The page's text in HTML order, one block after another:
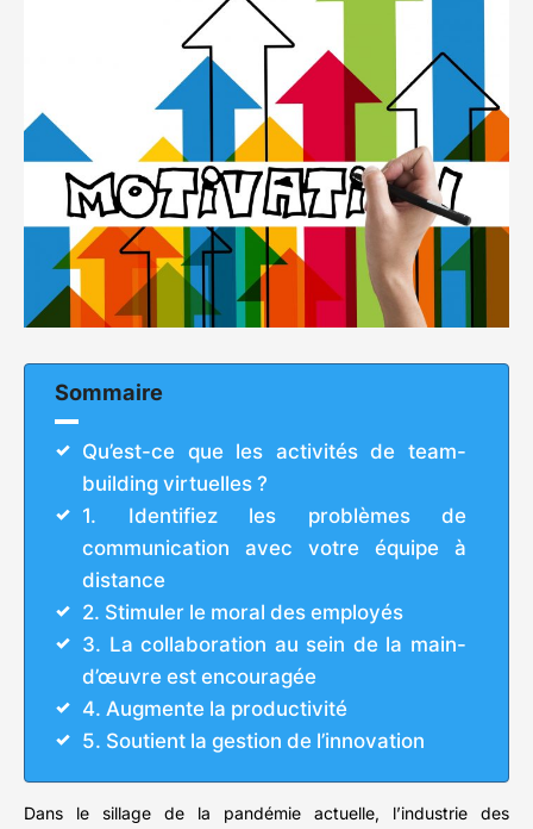
Sommaire
Qu’est-ce que les activités de team-
building virtuelles ?
1. Identifiez les problèmes de
communication avec votre équipe à
distance
2. Stimuler le moral des employés
3. La collaboration au sein de la main-
d’œuvre est encouragée
4. Augmente la productivité
5. Soutient la gestion de l’innovation
Dans le sillage de la pandémie actuelle, l’industrie des